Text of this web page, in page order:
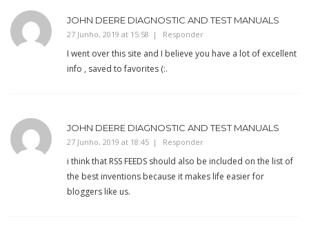
JOHN DEERE DIAGNOSTIC AND TEST MANUALS
27 Junho, 2019 at 15:58 Responder
I went over this site and I believe you have a lot of excellent
info , saved to favorites (:.
JOHN DEERE DIAGNOSTIC AND TEST MANUALS
27 Junho, 2019 at 18:45 Responder
i think that RSS FEEDS should also be included on the list of
the best inventions because it makes life easier for
bloggers like us.